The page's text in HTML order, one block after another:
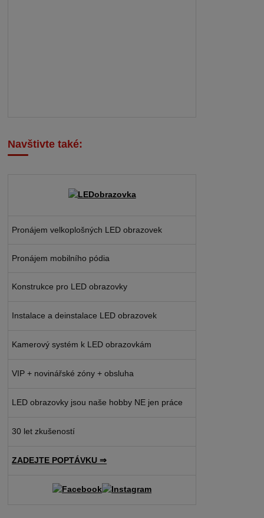
Navštivte také:
Pronájem velkoplošných LED obrazovek
Pronájem mobilního pódia
Konstrukce pro LED obrazovky
Instalace a deinstalace LED obrazovek
Kamerový systém k LED obrazovkám
VIP + novinářské zóny + obsluha
LED obrazovky jsou naše hobby NE jen práce
30 let zkušeností
ZADEJTE POPTÁVKU ⇒